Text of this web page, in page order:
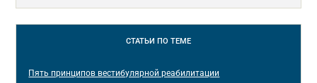
СТАТЬИ ПО ТЕМЕ
Пять принципов вестибулярной реабилитации